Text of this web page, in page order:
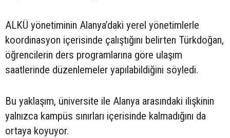
ALKÜ yönetiminin Alanya’daki yerel yönetimlerle
koordinasyon içerisinde çalıştığını belirten Türkdoğan,
öğrencilerin ders programlarına göre ulaşım
saatlerinde düzenlemeler yapılabildiğini söyledi.
Bu yaklaşım, üniversite ile Alanya arasındaki ilişkinin
yalnızca kampüs sınırları içerisinde kalmadığını da
ortaya koyuyor.